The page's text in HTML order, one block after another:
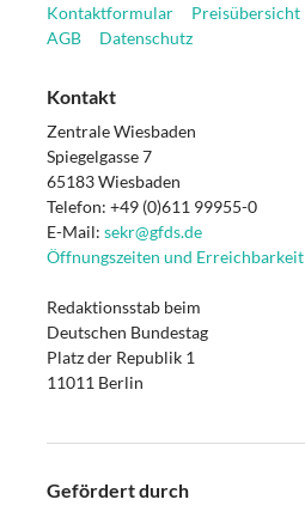
Kontaktformular Preisübersicht
AGB
Datenschutz
Kontakt
Zentrale Wiesbaden
Spiegelgasse 7
65183 Wiesbaden
Telefon: +49 (0)611 99955-0
E-Mail: sekr@gfds.de
Öffnungszeiten und Erreichbarkeit
Redaktionsstab beim
Deutschen Bundestag
Platz der Republik 1
11011 Berlin
Gefördert durch